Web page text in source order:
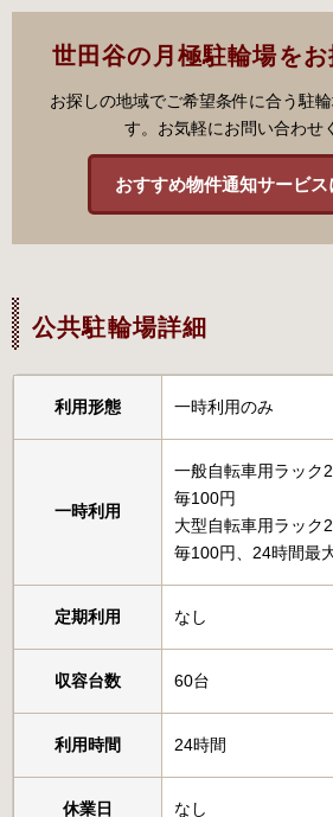
世田谷の月極駐輪場をお
お探しの地域でご希望条件に合う駐
す。お気軽にお問い合わせ
おすすめ物件通知サービス
公共駐輪場詳細
利用形態 一時利用のみ
一時利用
一般自転車用ラック
毎100円
大型自転車用ラック
毎100円、24時間最
定期利用 なし
収容台数 60台
利用時間 24時間
休業日 なし